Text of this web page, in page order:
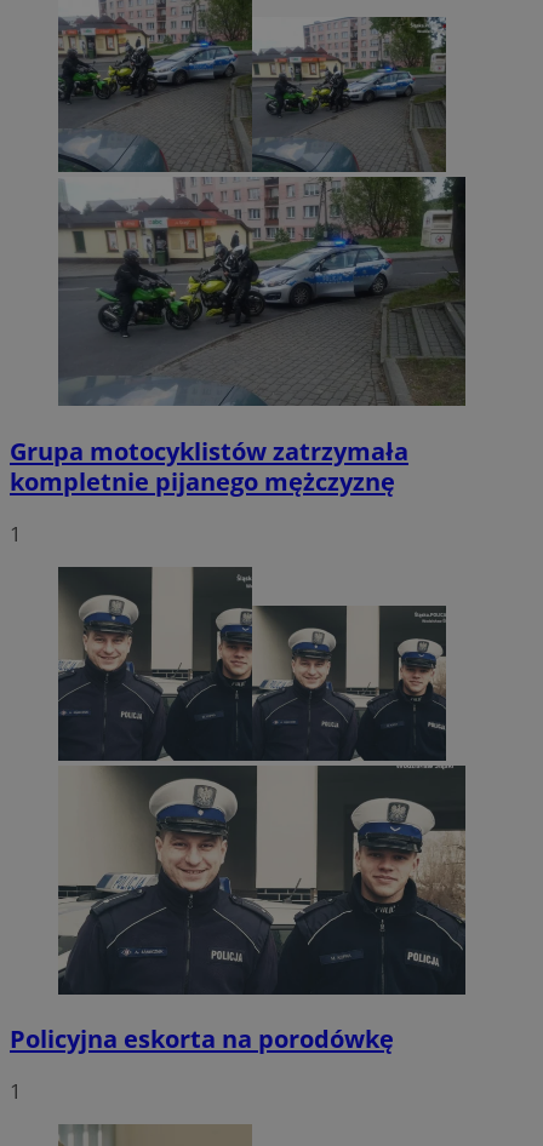
Grupa motocyklistów zatrzymała
kompletnie pijanego mężczyznę
1
Policyjna eskorta na porodówkę
1